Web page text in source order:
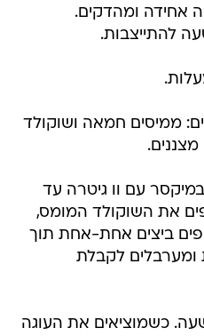
אחידה ומהדקים.
להתייצבות.
ממיסים חמאה ושוקולד
מצננים.
עם וו גיטרה עד
את השוקולד המומס,
ביצים אחת-אחת תוך
ומערבלים לקבלת
שעה. כשמוציאים את העוגה